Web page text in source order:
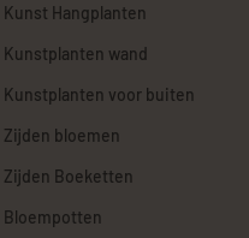
Kunst Hangplanten
Kunstplanten wand
Kunstplanten voor buiten
Zijden bloemen
Zijden Boeketten
Bloempotten